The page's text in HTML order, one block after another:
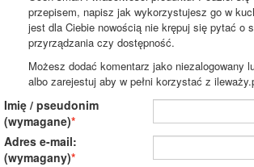
przepisem, napisz jak wykorzystujesz go w
jest dla Ciebie nowością nie krępuj się pytać o
przyrządzania czy dostępność.
Możesz dodać komentarz jako niezalogowany
albo zarejestuj aby w pełni korzystać z
Imię / pseudonim
(wymagane)
Adres e-mail:
(wymagany)